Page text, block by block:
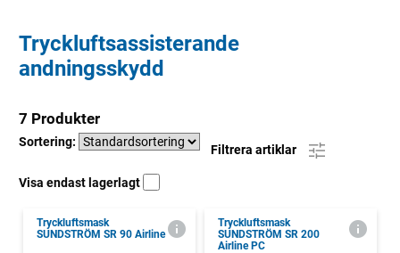
Tryckluftsassisterande
andningsskydd
7 Produkter
Sortering:
Filtrera artiklar
Visa endast lagerlagt
Tryckluftsmask
SUNDSTRÖM SR 90 Airline
Tryckluftsmask
SUNDSTRÖM SR 200
Airline PC